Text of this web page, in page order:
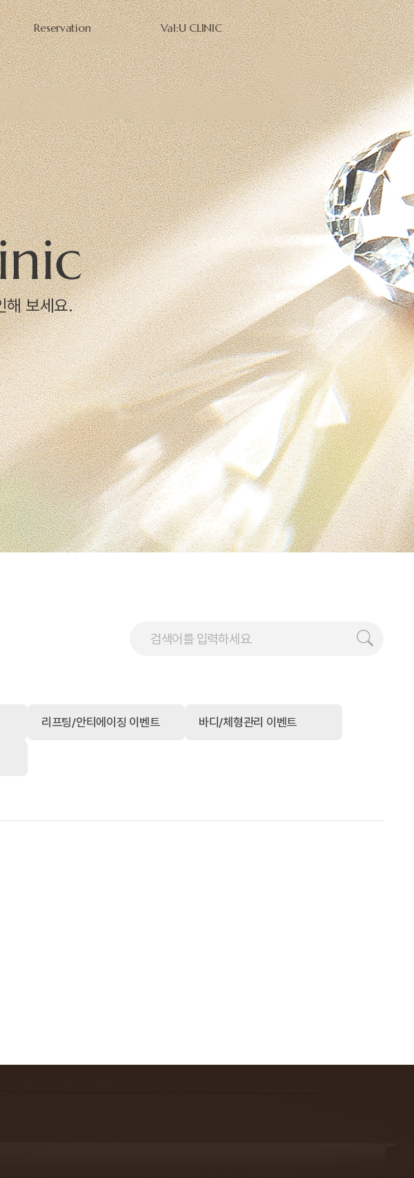
Reservation Val:U CLINIC
해 보세요.
리프팅/안티에이징 이벤트 바디/체형관리 이벤트